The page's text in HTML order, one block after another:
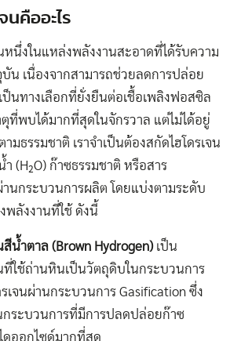
นคืออะไร
หนึ่งในแหล่งพลังงานสะอาดที่ได้รับความ
น เนื่องจากสามารถช่วยลดการปล่อย
ป็นทางเลือกที่ยั่งยืนต่อเชื้อเพลิงฟอสซิล
ตุที่พบได้มากที่สุดในจักรวาล แต่ไม่ได้อยู่
มธรรมชาติ เราจำเป็นต้องสกัดไฮโดรเจน
(H₂O) ก๊าซธรรมชาติ หรือสาร
านกระบวนการผลิต โดยแบ่งตามระดับ
พลังงานที่ใช้ ดังนี้
นสีน้ำตาล (Brown Hydrogen) เป็น
นที่ใช้ถ่านหินเป็นวัตถุดิบในกระบวนการ
เจนผ่านกระบวนการ Gasification ซึ่ง
กระบวนการที่มีการปลดปล่อยก๊าซ
ดออกไซด์มากที่สุด